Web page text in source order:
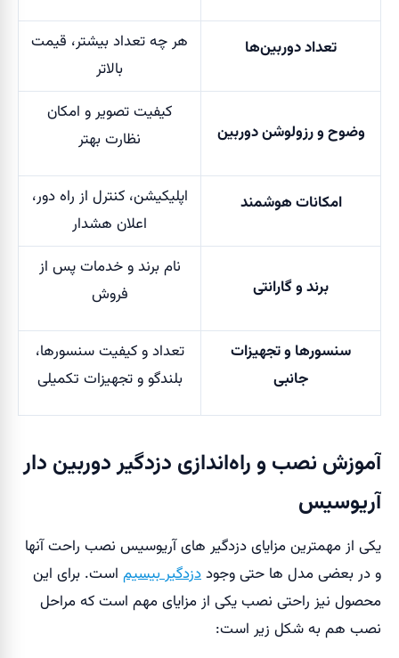
تعداد دوربین‌ها
هر چه تعداد بیشتر، قیمت
بالاتر
وضوح و رزولوشن دوربین
کیفیت تصویر و امکان
نظارت بهتر
امکانات هوشمند
اپلیکیشن، کنترل از راه دور،
اعلان هشدار
برند و گارانتی
نام برند و خدمات پس از
فروش
سنسورها و تجهیزات
جانبی
تعداد و کیفیت سنسورها،
بلندگو و تجهیزات تکمیلی
آموزش نصب و راه‌اندازی دزدگیر دوربین دار
آریوسیس
یکی از مهمترین مزایای دزدگیر های آریوسیس نصب راحت آنها
و در بعضی مدل ها حتی وجوددزدگیر بیسیم است. برای این
محصول نیز راحتی نصب یکی از مزایای مهم است که مراحل
نصب هم به شکل زیر است: